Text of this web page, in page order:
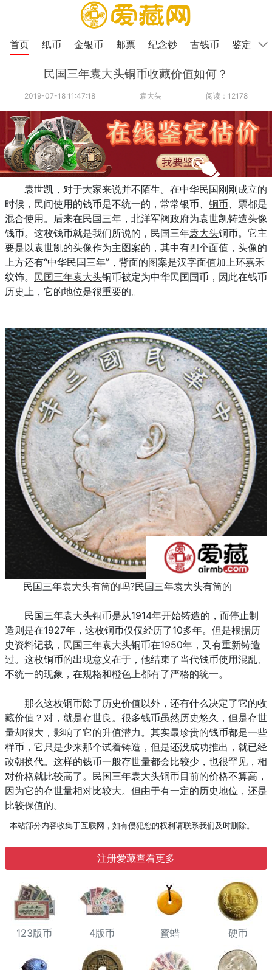
首页 纸币 金银币 邮票 纪念钞 古钱币 鉴定
民国三年袁大头铜币收藏价值如何？
2019-07-18 11:47:18 袁大头 阅读：12178
袁世凯，对于大家来说并不陌生。在中华民国刚刚成立的
时候，民间使用的钱币是不统一的，常常银币、 铜币 、票都是
混合使用。后来在民国三年，北洋军阀政府为袁世凯铸造头像
钱币。这枚钱币就是我们所说的，民国三年袁大头铜币。它主
要是以袁世凯的头像作为主图案的，其中有四个面值，头像的
上方还有“中华民国三年”，背面的图案是汉字面值加上环嘉禾
纹饰。 民国三年袁大头铜币被定为中华民国国币，因此在钱币
历史上，它的地位是很重要的。
民国三年袁大头有筒的吗?民国三年袁大头有筒的
民国三年袁大头铜币是从1914年开始铸造的，而停止制
造则是在1927年，这枚铜币仅仅经历了10多年。但是根据历
史资料记载， 民国三年袁大头铜币在1950年，又有重新铸造
过。这枚铜币的出现意义在于，他结束了当代钱币使用混乱、
不统一的现象，在规格和橙色上都有了严格的统一。
那么这枚铜币除了历史价值以外，还有什么决定了它的收
藏价值？对，就是存世良。很多钱币虽然历史悠久，但是存世
量却很大，影响了它的升值潜力。其实最珍贵的钱币都是一些
样币，它只是少来那个试着铸造，但是还没成功推出，就已经
改朝换代。这样的钱币一般存世量都会比较少，也很罕见，相
对价格就比较高了。民国三年袁大头铜币目前的价格不算高，
因为它的存世量相对比较大。但由于有一定的历史地位，还是
比较保值的。
本站部分内容收集于互联网，如有侵犯您的权利请联系我们及时删除。
注册爱藏查看更多
123版币 4版币 蜜蜡 硬币